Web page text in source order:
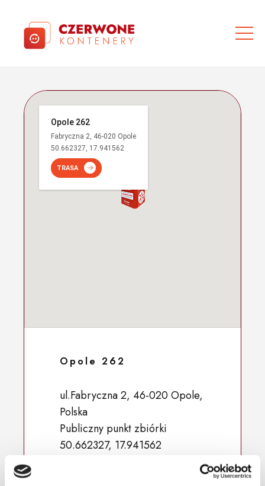
Opole 262
Fabryczna 2, 46-020 Opole
50.662327, 17.941562
TRASA
Opole 262
ul.Fabryczna 2, 46-020 Opole,
Polska
Publiczny punkt zbiórki
50.662327, 17.941562